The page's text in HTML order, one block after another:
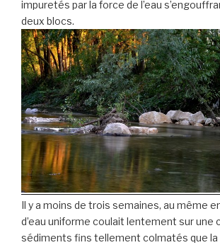
impuretés par la force de l’eau
deux blocs.
Il y a moins de trois semaines, au même
d’eau uniforme coulait lentement sur une
sédiments fins tellement colmatés que la